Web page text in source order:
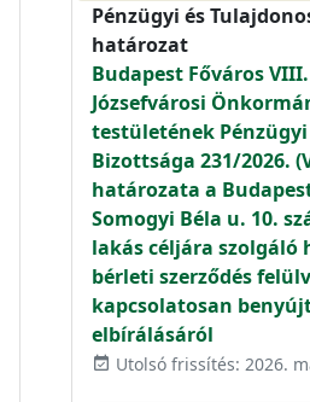
Pénzügyi és
határozat
Budapest Főváros
Józsefvárosi
testületének
Bizottsága 231/2026.
határozata a
Somogyi Béla u. 10.
lakás céljára szolgáló
bérleti szerződés
kapcsolatosan
elbírálásáról
event_available Utolsó frissítés: 2026.